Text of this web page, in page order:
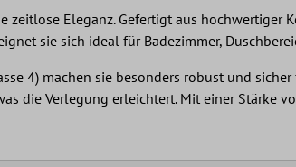
Eleganz. Gefertigt aus hochwertiger
sie sich ideal für Badezimmer,
4) machen sie besonders robust und
die Verlegung erleichtert. Mit einer Stärke